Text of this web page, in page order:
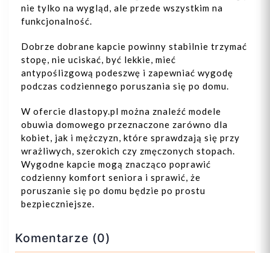
nie tylko na wygląd, ale przede wszystkim na
funkcjonalność.
Dobrze dobrane kapcie powinny stabilnie trzymać
stopę, nie uciskać, być lekkie, mieć
antypoślizgową podeszwę i zapewniać wygodę
podczas codziennego poruszania się po domu.
W ofercie dlastopy.pl można znaleźć modele
obuwia domowego przeznaczone zarówno dla
kobiet, jak i mężczyzn, które sprawdzają się przy
wrażliwych, szerokich czy zmęczonych stopach.
Wygodne kapcie mogą znacząco poprawić
codzienny komfort seniora i sprawić, że
poruszanie się po domu będzie po prostu
bezpieczniejsze.
Komentarze (0)